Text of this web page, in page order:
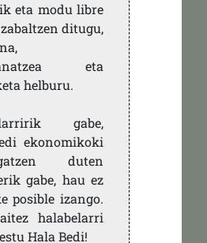
eta modu libre
ditugu,
eta
helburu.
gabe,
ekonomikoki
duten
gabe, hau ez
posible izango.
halabelarri
Hala Bedi!